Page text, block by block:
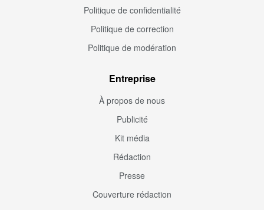
Politique de confidentialité
Politique de correction
Politique de modération
Entreprise
À propos de nous
Publicité
Kit média
Rédaction
Presse
Couverture rédaction